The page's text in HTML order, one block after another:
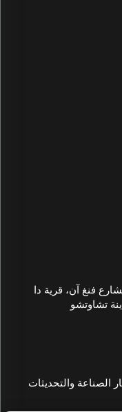
فنغ آن، قرية دا
الصناعة والتحديثات